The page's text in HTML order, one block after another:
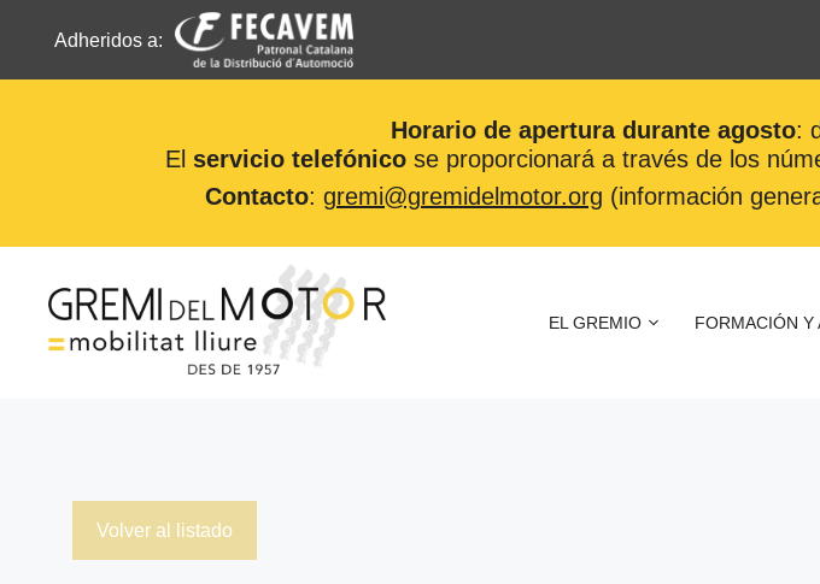
Adheridos a:
Horario de apertura durante agosto:
El servicio telefónico se proporcionará a través de los
Contacto: gremi@gremidelmotor.org (información
contenido
EL GREMIO FORMACIÓN Y
Volver al listado